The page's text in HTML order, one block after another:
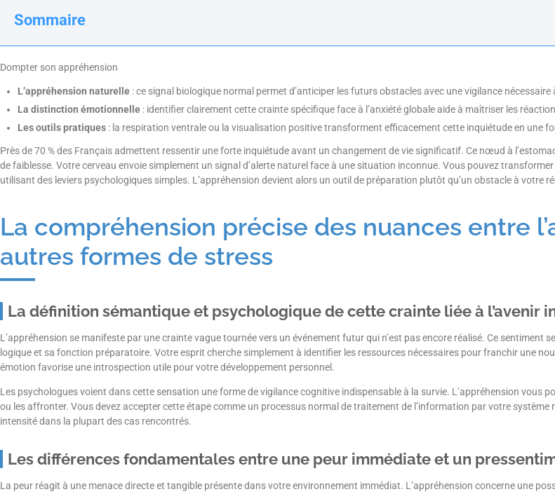
Sommaire
Dompter son appréhension
L’appréhension naturelle : ce signal biologique normal permet d’anticiper les futurs obstacles avec une vigilance nécessaire
La distinction émotionnelle : identifier clairement cette crainte spécifique face à l’anxiété globale aide à maîtriser les
Les outils pratiques : la respiration ventrale ou la visualisation positive transforment efficacement cette inquiétude en une
Près de 70 % des Français admettent ressentir une forte inquiétude avant un changement de vie significatif. Ce nœud à
de faiblesse. Votre cerveau envoie simplement un signal d’alerte naturel face à une situation inconnue. Vous pouvez
utilisant des leviers psychologiques simples. L’appréhension devient alors un outil de préparation plutôt qu’un obstacle à votre
La compréhension précise des nuances entre
autres formes de stress
La définition sémantique et psychologique de cette crainte liée à l’avenir
L’appréhension se manifeste par une crainte vague tournée vers un événement futur qui n’est pas encore réalisé. Ce sentiment
logique et sa fonction préparatoire. Votre esprit cherche simplement à identifier les ressources nécessaires pour franchir une
émotion favorise une introspection utile pour votre développement personnel.
Les psychologues voient dans cette sensation une forme de vigilance cognitive indispensable à la survie. L’appréhension vous
ou les affronter. Vous devez accepter cette étape comme un processus normal de traitement de l’information par votre système
intensité dans la plupart des cas rencontrés.
Les différences fondamentales entre une peur immédiate et un
La peur réagit à une menace directe et tangible présente dans votre environnement immédiat. L’appréhension concerne une